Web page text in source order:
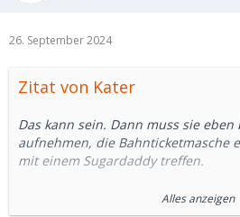
26. September 2024
Zitat von Kater
Das kann sein. Dann muss sie
aufnehmen, die Bahnticketmasche
mit einem Sugardaddy treffen.
Klappt das nicht, kommt derAlles anzeigen